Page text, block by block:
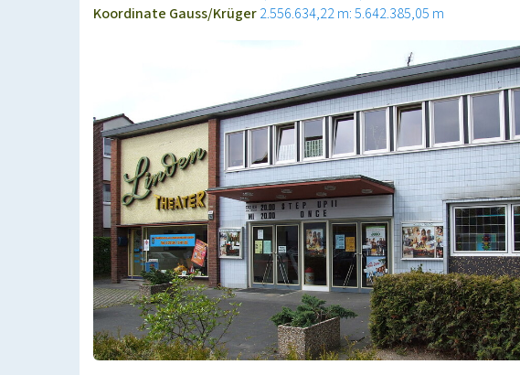
Koordinate Gauss/Krüger2.556.634,22 m: 5.642.385,05 m